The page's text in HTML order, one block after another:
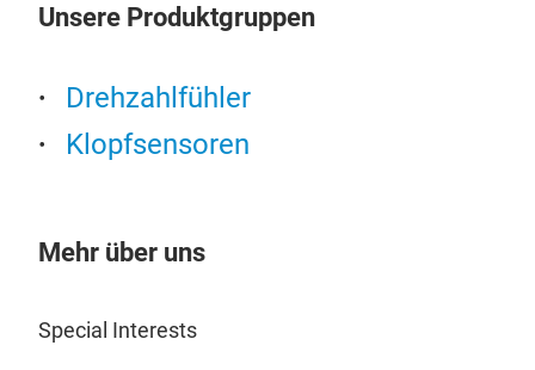
Unsere Produktgruppen
Drehzahlfühler
Klopfsensoren
Mehr über uns
Special Interests